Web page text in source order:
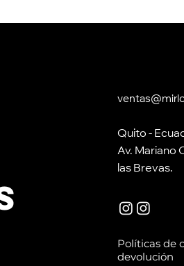
Quito -
Av. Mariano
las Brevas.
Políticas de
devolución